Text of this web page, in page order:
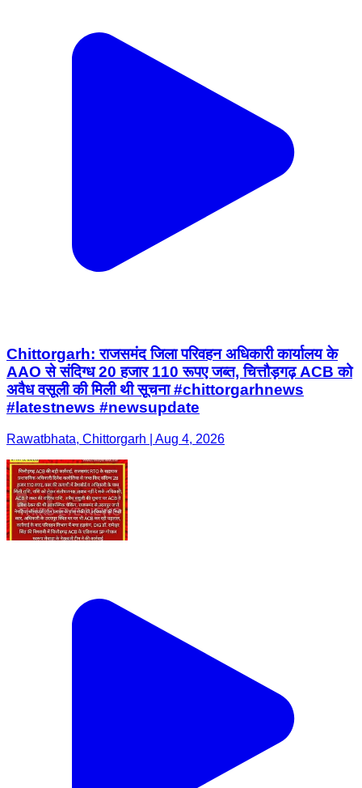
Chittorgarh: राजसमंद जिला परिवहन अधिकारी कार्यालय के
AAO से संदिग्ध 20 हजार 110 रूपए जब्त, चित्तौड़गढ़ ACB को
अवैध वसूली की मिली थी सूचना #chittorgarhnews
#latestnews #newsupdate
Rawatbhata, Chittorgarh | Aug 4, 2026